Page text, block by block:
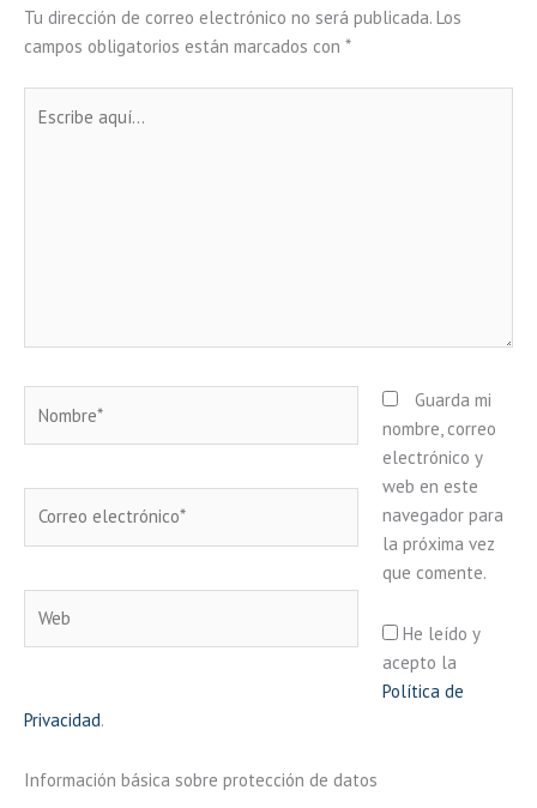
Tu dirección de correo electrónico no será publicada. Los
campos obligatorios están marcados con *
aquí...
electrónico*
Guarda mi
nombre, correo
electrónico y
web en este
navegador para
la próxima vez
que comente.
He leído y
acepto la
Política de
Privacidad.
Información básica sobre protección de datos